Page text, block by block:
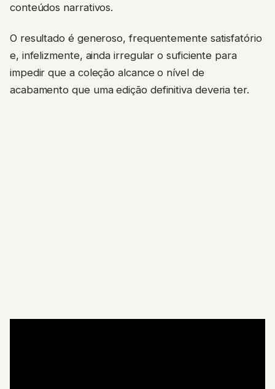
conteúdos narrativos.
O resultado é generoso, frequentemente satisfatório
e, infelizmente, ainda irregular o suficiente para
impedir que a coleção alcance o nível de
acabamento que uma edição definitiva deveria ter.